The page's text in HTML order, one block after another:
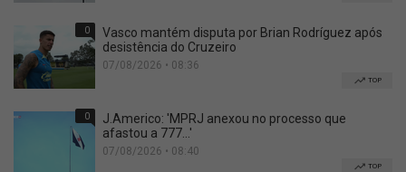
0
Vasco mantém disputa por Brian Rodríguez após
desistência do Cruzeiro
07/08/2026 • 08:36
TOP
0
J.Americo: 'MPRJ anexou no processo que
afastou a 777...'
07/08/2026 • 08:40
TOP